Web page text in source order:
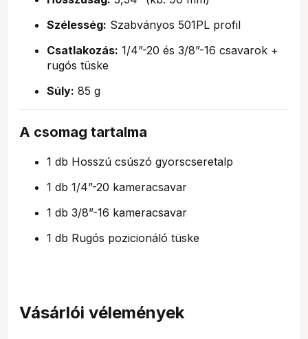
Szélesség: Szabványos 501PL profil
Csatlakozás: 1/4”-20 és 3/8”-16 csavarok +
rugós tüske
Súly: 85 g
A csomag tartalma
1 db Hosszú csúszó gyorscseretalp
1 db 1/4”-20 kameracsavar
1 db 3/8”-16 kameracsavar
1 db Rugós pozicionáló tüske
Vásárlói vélemények